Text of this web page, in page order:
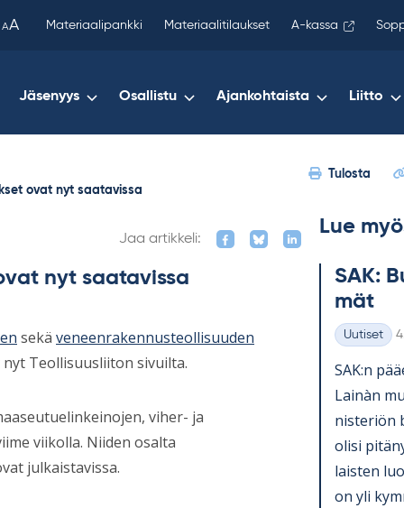
AA Materiaalipankki Materiaalitilaukset A-kassa
Jäsenyys Osallistu Ajankohtaista Liitto
ovat nyt saatavissa
Tulosta
Jaa artikkeli:
nyt saatavissa
sekä veneenrakennusteollisuuden
Teollisuusliiton sivuilta.
viher- ja
viikolla. Niiden osalta
julkaistavissa.
Lue
SAK:
mät
Kategoriat
Uutiset
SAK:n
Lainàn
nis­te­riön
olisi
lais­ten
on yli
copied
your
clipboard.)